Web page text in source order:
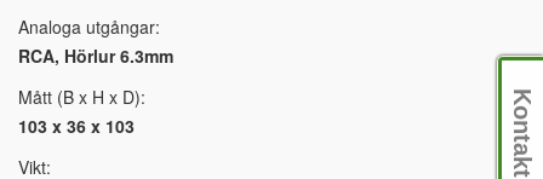
Analoga utgångar:
RCA, Hörlur 6.3mm
Mått (B x H x D):
103 x 36 x 103
Vikt:
Kontakt